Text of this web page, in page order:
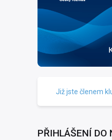
Již jste členem
PŘIHLÁŠENÍ DO